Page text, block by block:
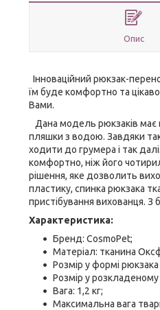
Опис
Інноваційний рюкзак-
їм буде комфортно та
Вами.
Дана модель рюкзаків має
пляшки з водою. Завдяки
ходити до грумера і так
комфортно, ніж його
рішення, яке дозволить
пластику, спинка рюкзака
пристібування вихованця. З
Характеристика:
Бренд: CosmoPet;
Матеріал: тканина
Розмір у формі
Розмір у
Вага: 1,2 кг;
Максимальна вага